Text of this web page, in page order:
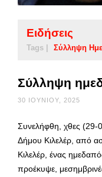
Ειδήσεις
Tags | Σύλληψη
Σύλληψη
30 ΙΟΥΝΊΟΥ, 2025
Συνελήφθη, χθες (29-
Δήμου Κιλελέρ, από
Κιλελέρ, ένας
προέκυψε,